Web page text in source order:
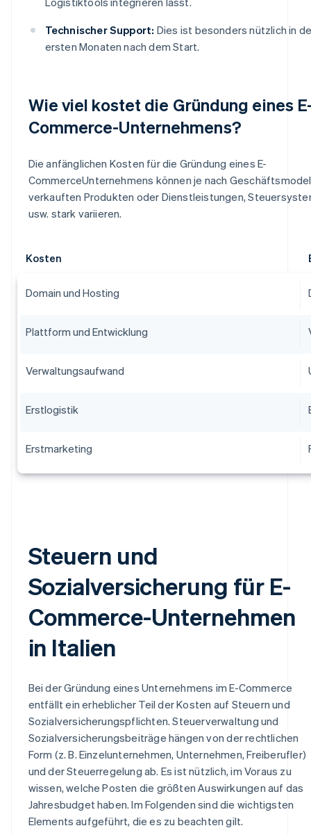
Technischer Support: Dies ist besonders nützlich in
ersten Monaten nach dem Start.
Wie viel kostet die Gründung eines
Commerce-Unternehmens?
Die anfänglichen Kosten für die Gründung eines E-
CommerceUnternehmens können je nach
verkauften Produkten oder Dienstleistungen,
usw. stark variieren.
Kosten
Domain und Hosting
Plattform und Entwicklung
Verwaltungsaufwand
Erstlogistik
Erstmarketing
Steuern und
Sozialversicherung für E-
Commerce-Unternehmen
in Italien
Bei der Gründung eines Unternehmens im E-Commerce
entfällt ein erheblicher Teil der Kosten auf Steuern und
Sozialversicherungspflichten. Steuerverwaltung und
Sozialversicherungsbeiträge hängen von der rechtlichen
Form (z. B. Einzelunternehmen, Unternehmen, Freiberufler)
und der Steuerregelung ab. Es ist nützlich, im Voraus zu
wissen, welche Posten die größten Auswirkungen auf das
Jahresbudget haben. Im Folgenden sind die wichtigsten
Elements aufgeführt, die es zu beachten gilt.